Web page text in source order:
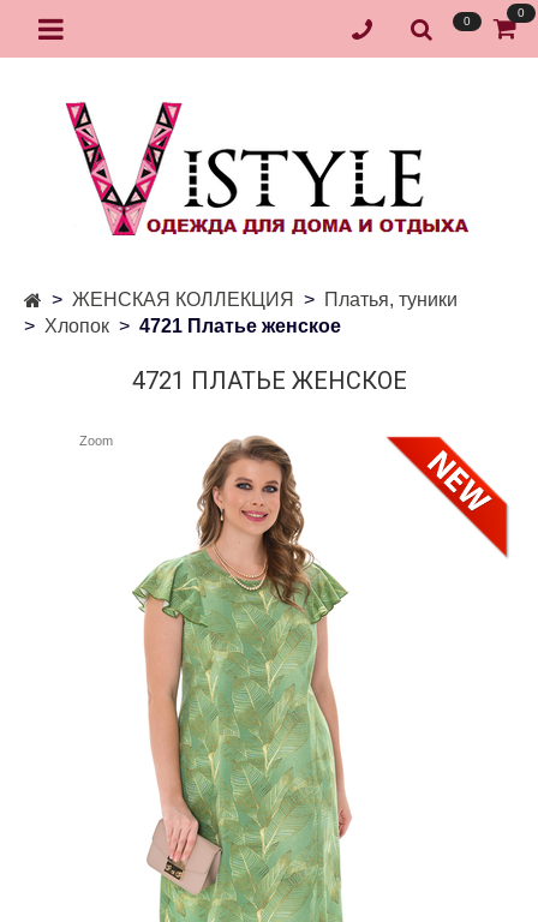
0
0
ЖЕНСКАЯ КОЛЛЕКЦИЯ
Платья, туники
Хлопок
4721 Платье женское
4721 ПЛАТЬЕ ЖЕНСКОЕ
Zoom